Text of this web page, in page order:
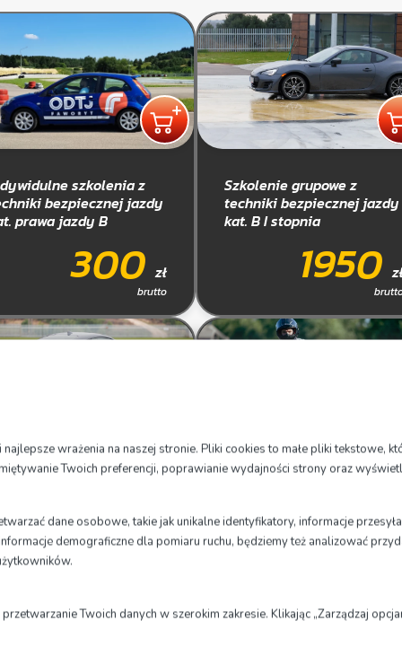
wrażenia na naszej stronie. Pliki cookies to małe pliki tekstowe,
Twoich preferencji, poprawianie wydajności strony oraz
dane osobowe, takie jak unikalne identyfikatory, informacje
demograficzne dla pomiaru ruchu, będziemy też analizować
Twoich danych w szerokim zakresie. Klikając „Zarządzaj
szkolenia z
bezpiecznej jazdy
prawa jazdy B
300zł
brutto
Szkolenie grupowe z
techniki bezpiecznej jazdy
kat. B I stopnia
1950
B stopnia II
990
motocyklem
300